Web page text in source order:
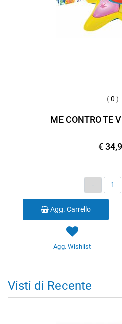
(0 )
ME CONTRO TE
€
Agg. Carrello
Agg. Wishlist
Visti di Recente